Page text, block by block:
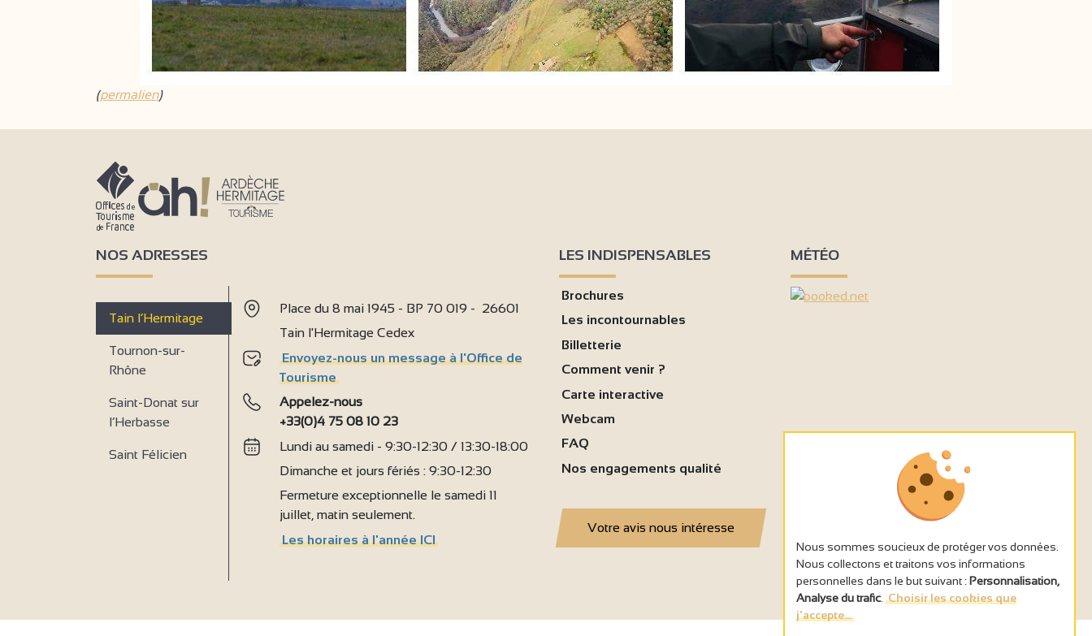
(permalien)
NOS ADRESSES
Tain l’Hermitage
Tournon-sur-
Rhône
Saint-Donat sur
l’Herbasse
Saint Félicien
Place du 8 mai 1945 - BP 70 019 - 26601
Tain l'Hermitage Cedex
Envoyez-nous un message à l'Office de
Tourisme
Appelez-nous
+33(0)4 75 08 10 23
Lundi au samedi - 9:30-12:30 / 13:30-18:00
Dimanche et jours fériés : 9:30-12:30
Fermeture exceptionnelle le samedi 11
juillet, matin seulement.
Les horaires à l'année ICI
LES INDISPENSABLES
Brochures
Les incontournables
Billetterie
Comment venir ?
Carte interactive
Webcam
FAQ
Nos engagements qualité
Votre avis nous intéresse
MÉTÉO
Nous sommes soucieux de protéger vos données.
Nous collectons et traitons vos informations
personnelles dans le but suivant : Personnalisation,
Analyse du trafic Choisir les cookies que
j'accepte...